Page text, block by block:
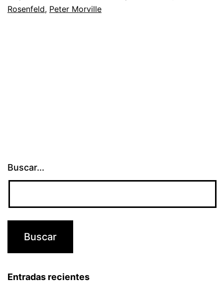
Rosenfeld, Peter Morville
Buscar...
Entradas recientes